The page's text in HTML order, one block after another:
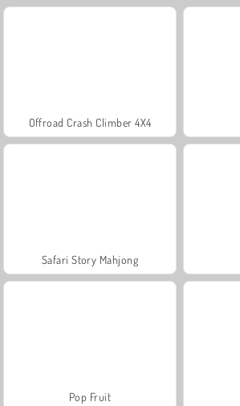
Offroad Crash Climber 4X4
Safari Story Mahjong
Pop Fruit